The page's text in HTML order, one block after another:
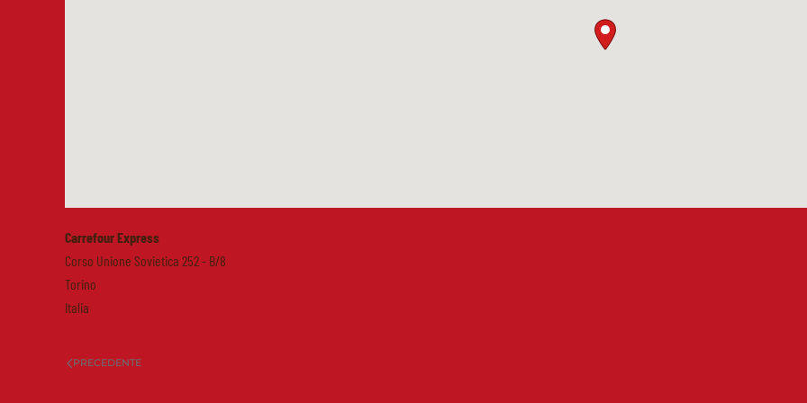
Carrefour Express
Corso Unione Sovietica 252 - B/8
Torino
Italia
PRECEDENTE